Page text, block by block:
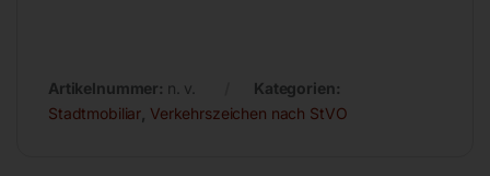
Artikelnummer: n. v.
Kategorien:
Stadtmobiliar Verkehrszeichen nach StVO